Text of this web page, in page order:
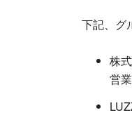
下記、グ
株
営